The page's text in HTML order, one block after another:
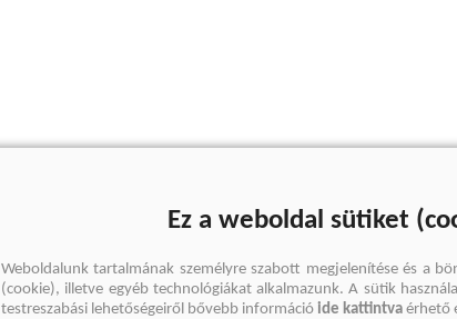
Ez a weboldal sütiket
Weboldalunk tartalmának személyre szabott megjelenítése és a
(cookie), illetve egyéb technológiákat alkalmazunk. A sütik
testreszabási lehetőségeiről bővebb információ ide kattintva érhető